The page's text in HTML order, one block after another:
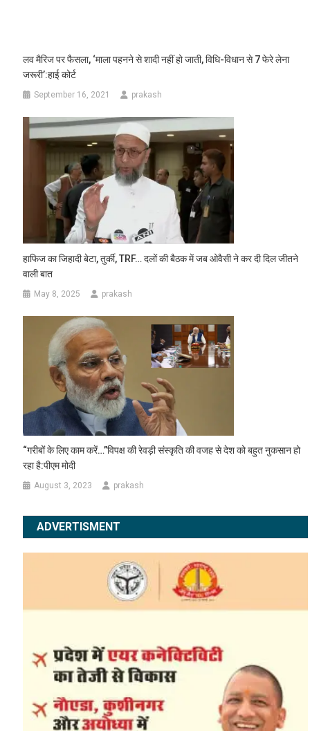
लव मैरिज पर फैसला, ‘माला पहनने से शादी नहीं हो जाती, विधि-विधान से 7 फेरे लेना
जरूरी’:हाई कोर्ट
September 16, 2021 prakash
हाफिज का जिहादी बेटा, तुर्की, TRF… दलों की बैठक में जब ओवैसी ने कर दी दिल जीतने
वाली बात
May 8, 2025 prakash
“गरीबों के लिए काम करें…”विपक्ष की रेवड़ी संस्कृति की वजह से देश को बहुत नुकसान हो
रहा है:पीएम मोदी
August 3, 2023 prakash
ADVERTISMENT